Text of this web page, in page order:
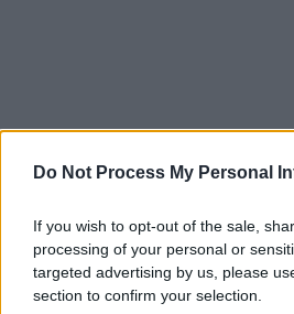
Do Not Process My Personal
If you wish to opt-out of the sale,
processing of your personal or
targeted advertising by us, please
section to confirm your selection.